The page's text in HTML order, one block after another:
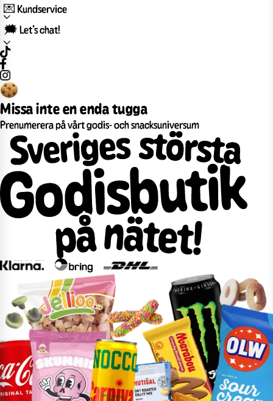
💌 Kundservice
🗯️ Let’s chat!
Missa inte en enda tugga
Prenumerera på vårt godis- och snacksuniversum